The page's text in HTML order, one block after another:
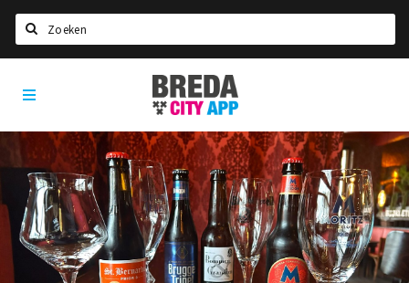
Home
Agenda
Deals
Party pics
Nieuws, interviews & blogs
Eten
Breda
City
App